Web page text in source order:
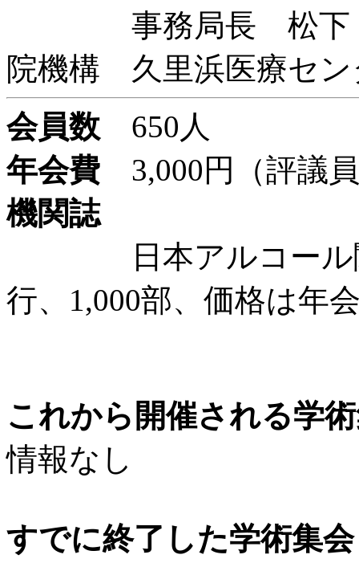
事務局長 松下 幸
院機構 久里浜医療セ
会員数 650人
年会費 3,000円（評議
機関誌
日本アルコール関
行、1,000部、価格は年
これから開催される学
情報なし
すでに終了した学術集